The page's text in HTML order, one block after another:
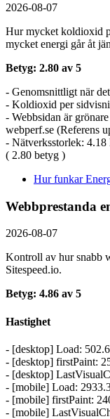
2026-08-07
Hur mycket koldioxid
mycket energi går åt
Betyg: 2.80 av 5
- Genomsnittligt när
- Koldioxid per
- Webbsidan är
webperf.se (Referens
- Nätverksstorlek:
( 2.80 betyg )
Hur funkar
Webbprestanda
2026-08-07
Kontroll av hur snabb
Sitespeed.io.
Betyg: 4.86 av 5
Hastighet
- [desktop] Load:
- [desktop] firstPaint:
- [desktop]
- [mobile] Load:
- [mobile] firstPaint:
- [mobile]